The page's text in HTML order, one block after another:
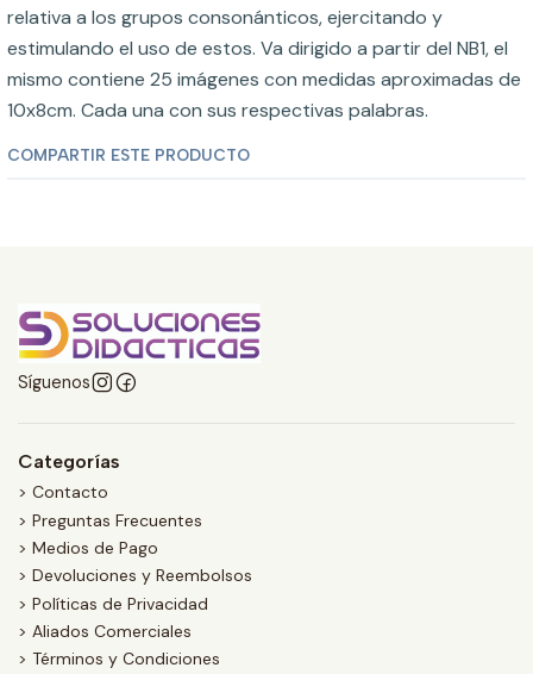
relativa a los grupos consonánticos, ejercitando y
estimulando el uso de estos. Va dirigido a partir del NB1, el
mismo contiene 25 imágenes con medidas aproximadas de
10x8cm. Cada una con sus respectivas palabras.
COMPARTIR ESTE PRODUCTO
Síguenos
Categorías
> Contacto
> Preguntas Frecuentes
> Medios de Pago
> Devoluciones y Reembolsos
> Políticas de Privacidad
> Aliados Comerciales
> Términos y Condiciones